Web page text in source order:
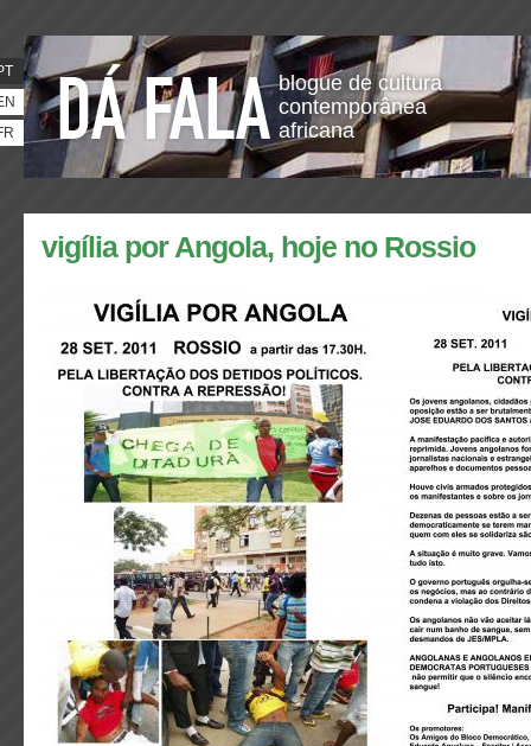
blogue de cultura
contemporânea
africana
vigília por Angola, hoje no Rossio